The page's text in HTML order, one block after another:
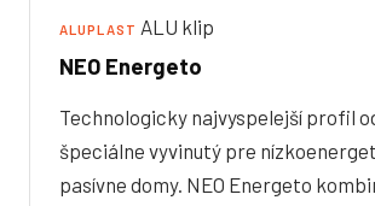
ALUPLAST ALU klip
NEO Energeto
Technologicky najvyspelejší profil
špeciálne vyvinutý pre
pasívne domy. NEO Energeto